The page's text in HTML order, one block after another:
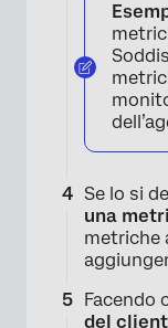
Se lo si
una
metriche
Facendo
del